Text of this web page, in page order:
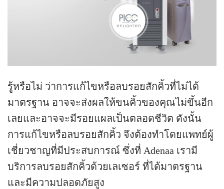
รู้หรือไม่ ว่าการแก้ไขหรือลบรอยสักคิ้วที่ไม่ได้
มาตรฐาน อาจจะส่งผลให้ขนคิ้วของคุณไม่ขึ้นอีก
เลยและอาจจะมีรอยแผลเป็นตลอดชีวิต ดังนั้น
การแก้ไขหรือลบรอยสักคิ้ว จึงต้องทำโดยแพทย์ผู้
เชี่ยวชาญที่มีประสบการณ์ ซึ่งที่ Adenaa เรามี
บริการลบรอยสักคิ้วด้วยเลเซอร์ ที่ได้มาตรฐาน
และมีความปลอดภัยสูง